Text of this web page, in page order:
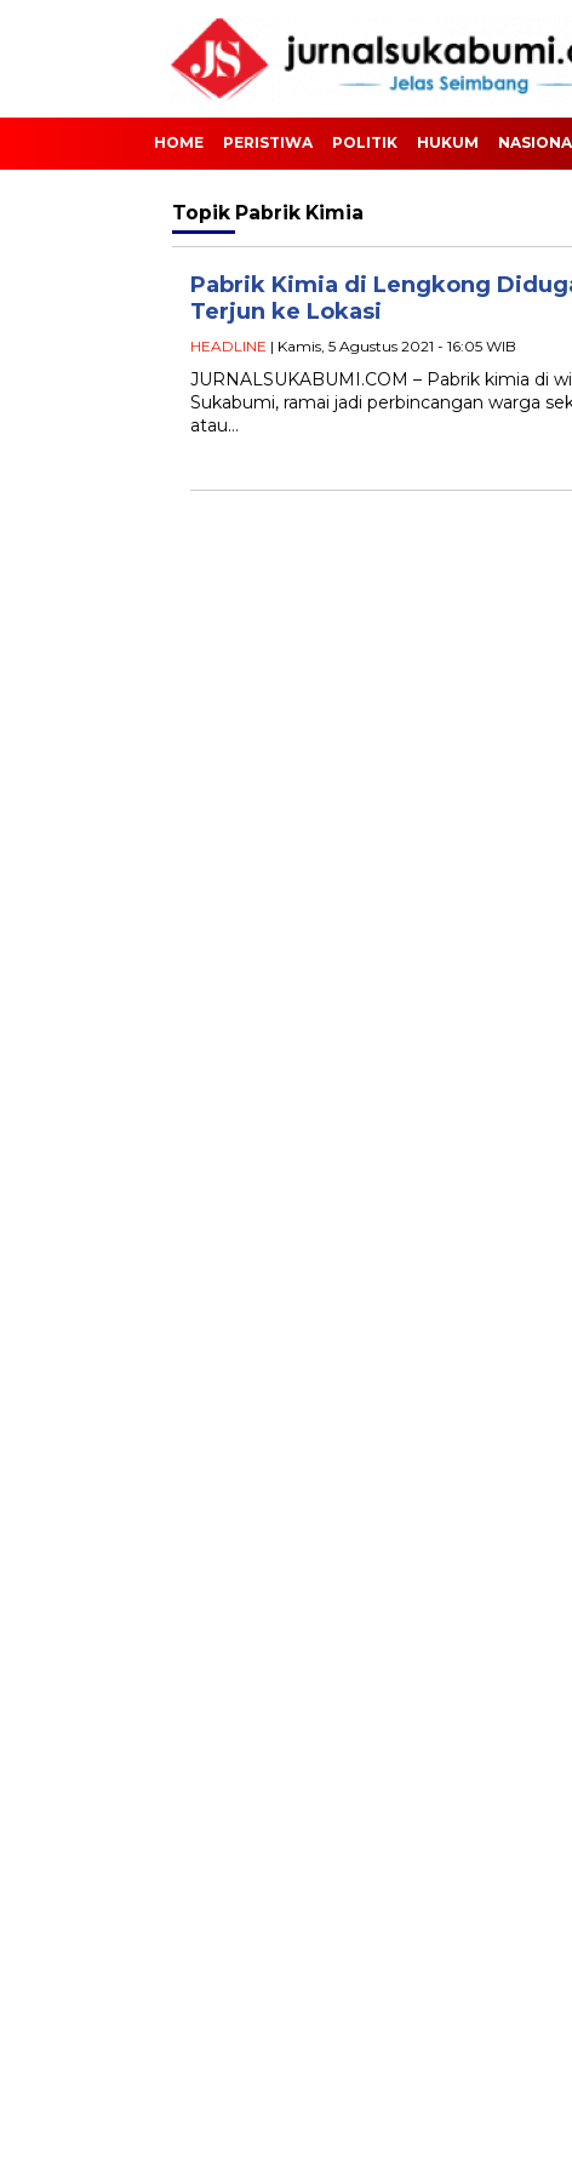
HOME PERISTIWA POLITIK HUKUM
Topik Pabrik Kimia
Pabrik Kimia di Lengkong
Terjun ke Lokasi
HEADLINE | Kamis, 5 Agustus 2021 - 16:05 WIB
JURNALSUKABUMI.COM – Pabrik kimia di
Sukabumi, ramai jadi perbincangan warga
atau…